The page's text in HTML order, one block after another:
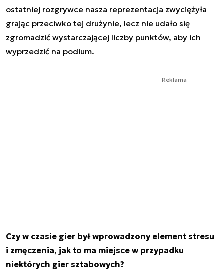
ostatniej rozgrywce nasza reprezentacja zwyciężyła
grając przeciwko tej drużynie, lecz nie udało się
zgromadzić wystarczającej liczby punktów, aby ich
wyprzedzić na podium.
Reklama
Czy w czasie gier był wprowadzony element stresu
i zmęczenia, jak to ma miejsce w przypadku
niektórych gier sztabowych?